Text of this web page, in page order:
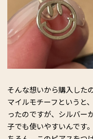
そんな想いから購入した
マイルモチーフというと
ったのですが、シルバー
子でも使いやすいんです